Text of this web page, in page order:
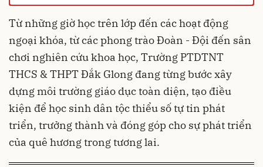
Từ những giờ học trên lớp đến các hoạt động
ngoại khóa, từ các phong trào Đoàn - Đội đến sân
chơi nghiên cứu khoa học, Trường PTDTNT
THCS & THPT Đắk Glong đang từng bước xây
dựng môi trường giáo dục toàn diện, tạo điều
kiện để học sinh dân tộc thiểu số tự tin phát
triển, trưởng thành và đóng góp cho sự phát triển
của quê hương trong tương lai.